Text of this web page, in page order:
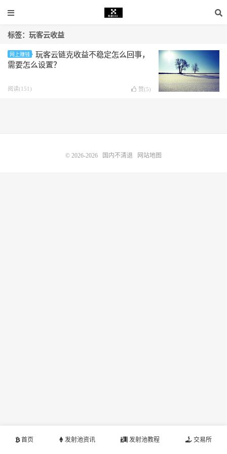
标签：玩客云收益
网上赚钱
玩客云链克收益不稳定怎么回事，
需要怎么设置？
阅读(151) 赞(5)
首页 发射池资讯 发射池教程 交易所
© 2026-2026 国内不清退 网站地图